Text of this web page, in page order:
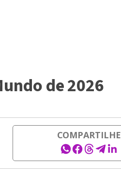
de 2026
COMPARTILHE